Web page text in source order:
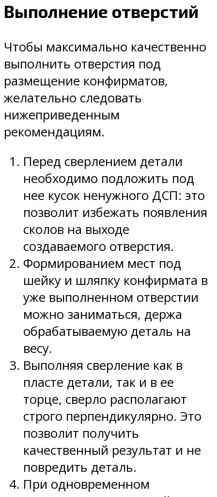
Выполнение отверстий
Чтобы максимально качественно
выполнить отверстия под
размещение конфирматов,
желательно следовать
нижеприведенным
рекомендациям.
Перед сверлением детали
необходимо подложить под
нее кусок ненужного ДСП: это
позволит избежать появления
сколов на выходе
создаваемого отверстия.
Формированием мест под
шейку и шляпку конфирмата в
уже выполненном отверстии
можно заниматься, держа
обрабатываемую деталь на
весу.
Выполняя сверление как в
пласте детали, так и в ее
торце, сверло располагают
строго перпендикулярно. Это
позволит получить
качественный результат и не
повредить деталь.
При одновременном